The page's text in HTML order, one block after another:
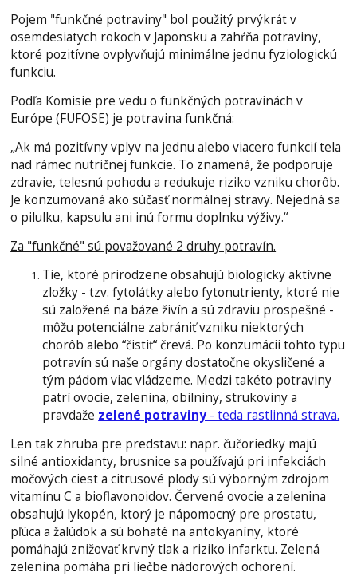
Pojem "funkčné potraviny" bol použitý prvýkrát v
osemdesiatych rokoch v Japonsku a zahŕňa potraviny,
ktoré pozitívne ovplyvňujú minimálne jednu fyziologickú
funkciu.
Podľa Komisie pre vedu o funkčných potravinách v
Európe (FUFOSE) je potravina funkčná:
„Ak má pozitívny vplyv na jednu alebo viacero funkcií tela
nad rámec nutričnej funkcie. To znamená, že podporuje
zdravie, telesnú pohodu a redukuje riziko vzniku chorôb.
Je konzumovaná ako súčasť normálnej stravy. Nejedná sa
o pilulku, kapsulu ani inú formu doplnku výživy.“
Za "funkčné" sú považované 2 druhy potravín.
Tie, ktoré prirodzene obsahujú biologicky aktívne
zložky - tzv. fytolátky alebo fytonutrienty, ktoré nie
sú založené na báze živín a sú zdraviu prospešné -
môžu potenciálne zabrániť vzniku niektorých
chorôb alebo “čistiť“ črevá. Po konzumácii tohto typu
potravín sú naše orgány dostatočne okysličené a
tým pádom viac vládzeme. Medzi takéto potraviny
patrí ovocie, zelenina, obilniny, strukoviny a
pravdaže zelené potraviny - teda rastlinná strava.
Len tak zhruba pre predstavu: napr. čučoriedky majú
silné antioxidanty, brusnice sa používajú pri infekciách
močových ciest a citrusové plody sú výborným zdrojom
vitamínu C a bioflavonoidov. Červené ovocie a zelenina
obsahujú lykopén, ktorý je nápomocný pre prostatu,
pľúca a žalúdok a sú bohaté na antokyaníny, ktoré
pomáhajú znižovať krvný tlak a riziko infarktu. Zelená
zelenina pomáha pri liečbe nádorových ochorení.